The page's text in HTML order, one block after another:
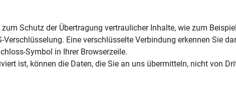
Schutz der Übertragung vertraulicher Inhalte, wie zum
Verschlüsselung. Eine verschlüsselte Verbindung erkennen Sie
Symbol in Ihrer Browserzeile.
ist, können die Daten, die Sie an uns übermitteln, nicht von